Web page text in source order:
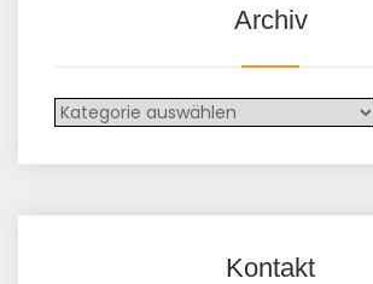
Archiv
Kontakt